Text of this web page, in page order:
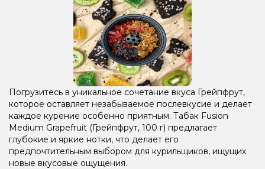
Погрузитесь в уникальное сочетание вкуса Грейпфрут,
которое оставляет незабываемое послевкусие и делает
каждое курение особенно приятным. Табак Fusion
Medium Grapefruit (Грейпфрут, 100 г) предлагает
глубокие и яркие нотки, что делает его
предпочтительным выбором для курильщиков, ищущих
новые вкусовые ощущения.